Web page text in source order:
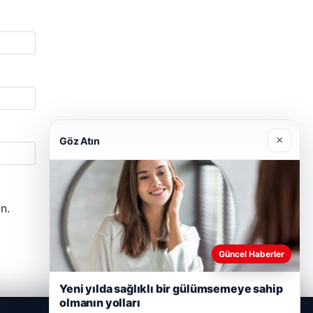
Göz Atın ×
Güncel Haberler
Yeni yılda sağlıklı bir gülümsemeye sahip
olmanın yolları